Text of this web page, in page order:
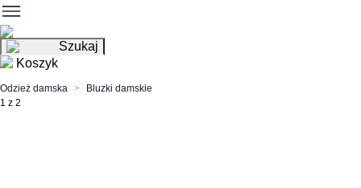
Szukaj
Koszyk
Odzież damska
Bluzki damskie
1 z 2